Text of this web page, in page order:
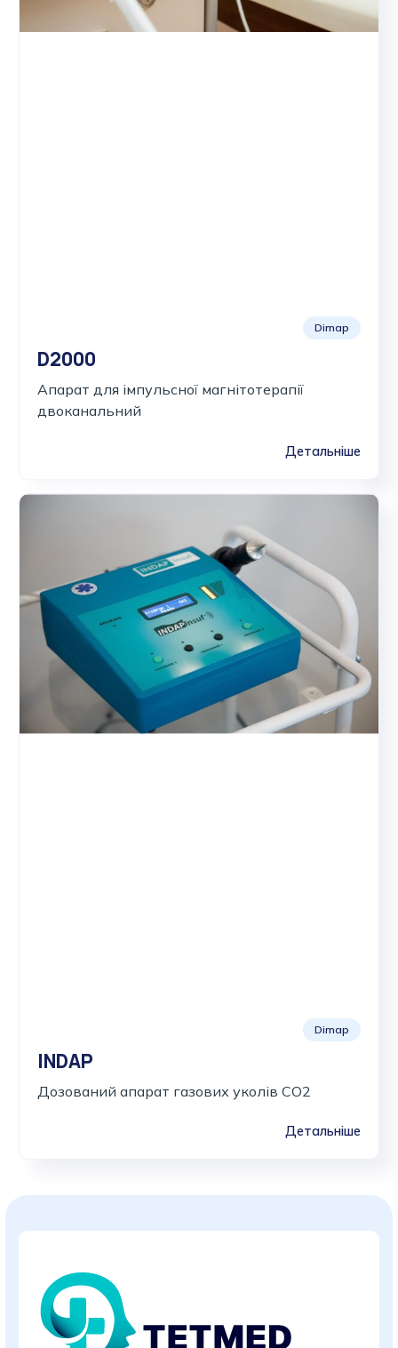
Dimap
D2000
Апарат для імпульсної магнітотерапії
двоканальний
Детальніше
Dimap
INDAP
Дозований апарат газових уколів CO2
Детальніше